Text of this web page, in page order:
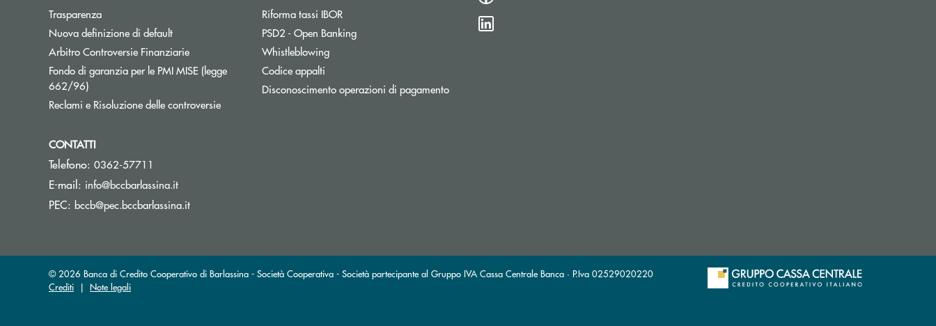
Trasparenza
Nuova definizione di default
Arbitro Controversie FinanziarieApre una nuova finestra
Fondo di garanzia per le PMI MISE (legge
662/96)Apre una nuova finestra
Reclami e Risoluzione delle controversieApre una nuova finestra
Riforma tassi IBOR
PSD2 - Open Banking
Whistleblowing
Codice appalti
Disconoscimento operazioni di pagamento
CONTATTI
Telefono: 0362-57711
E-mail: info@bccbarlassina.it(si apre l’app di posta elettronica)
PEC: bccb@pec.bccbarlassina.it(si apre l’app di posta elettronica)
© 2026 Banca di Credito Cooperativo di Barlassina - Società Cooperativa - Società partecipante al Gruppo IVA Cassa Centrale Banca · P.Iva 02529020220
Crediti | Note legali